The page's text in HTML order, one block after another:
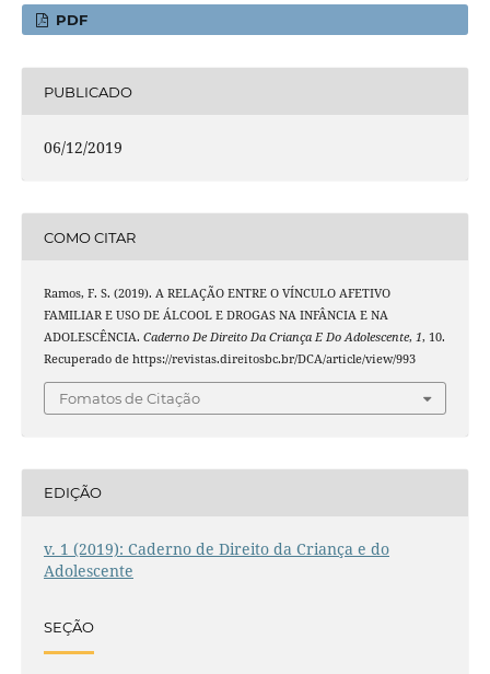
PDF
PUBLICADO
06/12/2019
COMO CITAR
Ramos, F. S. (2019). A RELAÇÃO ENTRE O VÍNCULO AFETIVO
FAMILIAR E USO DE ÁLCOOL E DROGAS NA INFÂNCIA E NA
ADOLESCÊNCIA. Caderno De Direito Da Criança E Do Adolescente, 1, 10.
Recuperado de https://revistas.direitosbc.br/DCA/article/view/993
Fomatos de Citação
EDIÇÃO
v. 1 (2019): Caderno de Direito da Criança e do
Adolescente
SEÇÃO